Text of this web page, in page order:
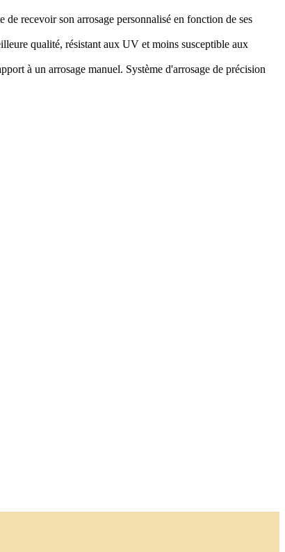
recevoir son arrosage personnalisé en fonction de ses
qualité, résistant aux UV et moins susceptible aux
à un arrosage manuel. Système d'arrosage de précision